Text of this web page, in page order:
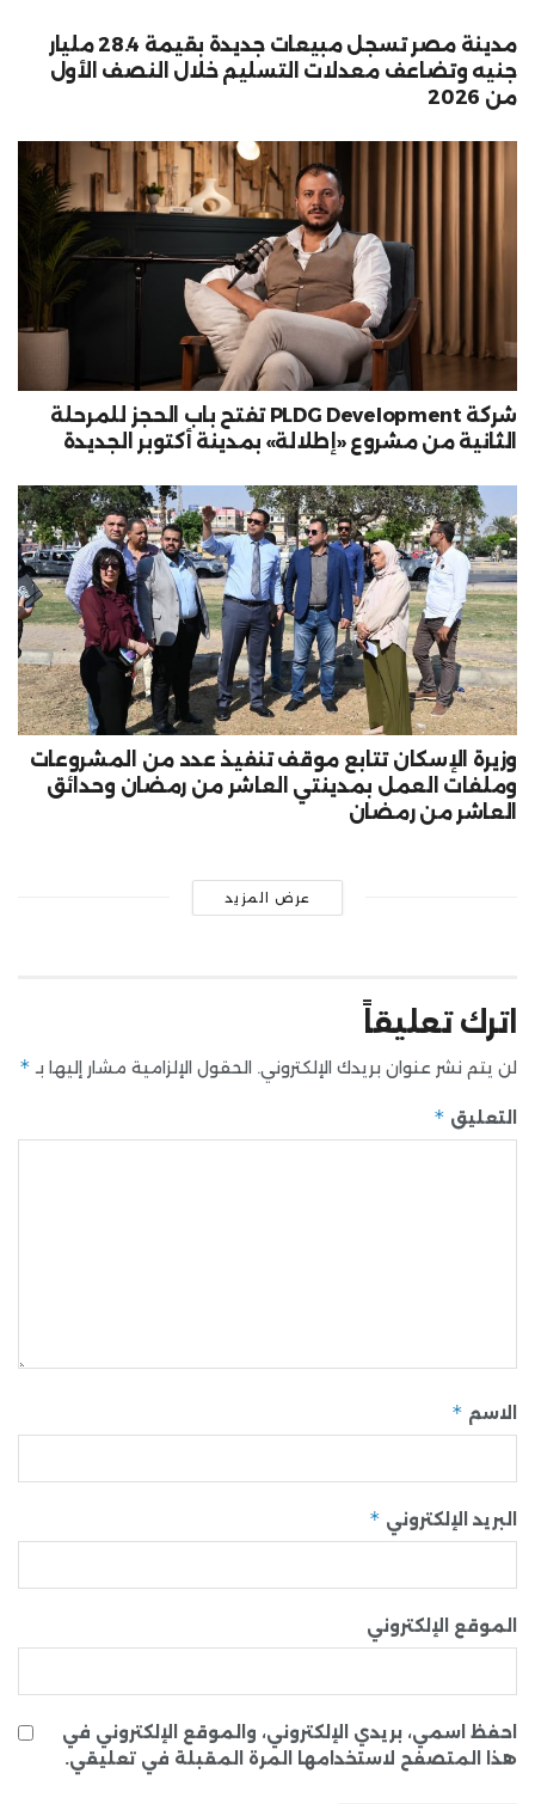
مدينة مصر تسجل مبيعات جديدة بقيمة 28.4 مليار
جنيه وتضاعف معدلات التسليم خلال النصف الأول
من 2026
شركة PLDG Development تفتح باب الحجز للمرحلة
الثانية من مشروع «إطلالة» بمدينة أكتوبر الجديدة
وزيرة الإسكان تتابع موقف تنفيذ عدد من المشروعات
وملفات العمل بمدينتي العاشر من رمضان وحدائق
العاشر من رمضان
عرض المزيد
اترك تعليقاً
لن يتم نشر عنوان بريدك الإلكتروني. الحقول الإلزامية مشار إليها بـ *
التعليق *
الاسم *
البريد الإلكتروني *
الموقع الإلكتروني
احفظ اسمي، بريدي الإلكتروني، والموقع الإلكتروني في
هذا المتصفح لاستخدامها المرة المقبلة في تعليقي.